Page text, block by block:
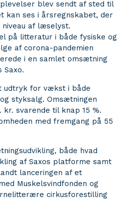
blev sendt af sted til
kan ses i årsregnskabet, der
af læselyst.
på litteratur i både fysiske og
af corona-pandemien
i en samlet omsætning
Saxo.
udtryk for vækst i både
styksalg. Omsætningen
svarende til knap 15 %.
med fremgang på 55
både hvad
af Saxos platforme samt
lanceringen af et
Muskelsvindfonden og
cirkusforestilling